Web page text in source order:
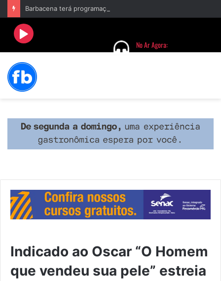
Indicado ao Oscar “O Homem
que vendeu sua pele” estreia